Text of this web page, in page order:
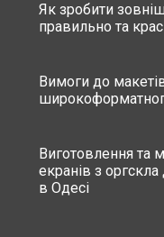
Як зробити
правильно та
Вимоги до
Виготовлення та
екранів з
в Одесі